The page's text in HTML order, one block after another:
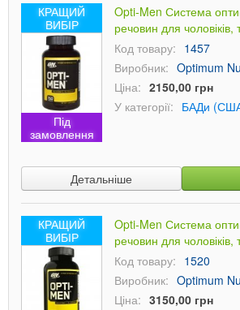
КРАЩИЙ
ВИБІР
Під
замовлення
Opti-Men Система
речовин для
Код товару: 1457
Виробник: Optimum
Ціна: 2150,00 грн
У категорії: БАДи
Детальніше
КРАЩИЙ
ВИБІР
Opti-Men Система
речовин для
Код товару: 1520
Виробник: Optimum
Ціна: 3150,00 грн